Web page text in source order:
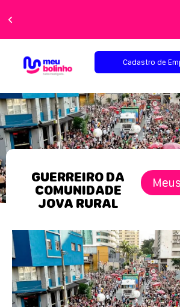
perfeita!
Cadastro de
GUERREIRO DA
COMUNIDADE
JOVA RURAL